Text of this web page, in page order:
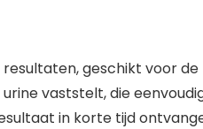
resultaten, geschikt voor
vaststelt, die
in korte tijd